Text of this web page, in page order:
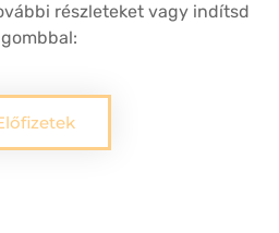
részleteket vagy indítsd